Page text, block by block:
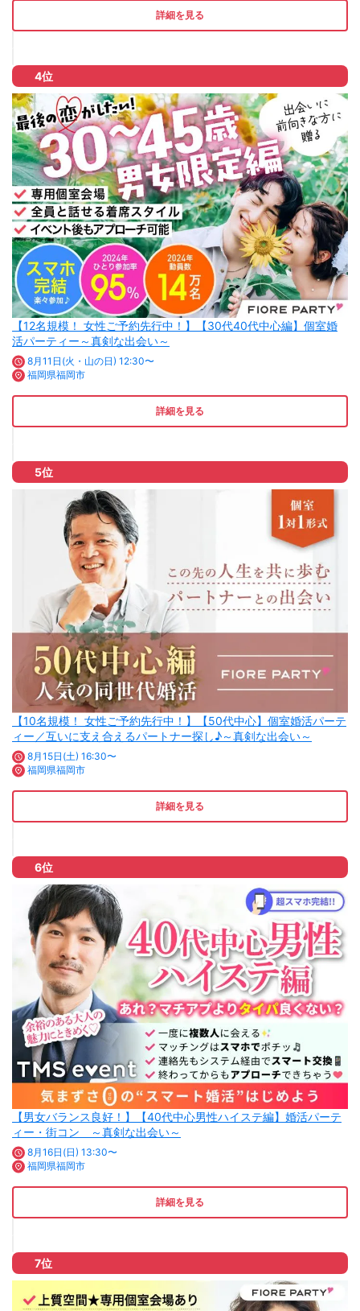
詳細を見る
4位
【12名規模！ 女性ご予約先行中！】【30代40代中心編】個室婚
活パーティー～真剣な出会い～
8月11日(火・山の日) 12:30〜
福岡県福岡市
詳細を見る
5位
【10名規模！ 女性ご予約先行中！】【50代中心】個室婚活パーテ
ィー／互いに支え合えるパートナー探し♪～真剣な出会い～
8月15日(土) 16:30〜
福岡県福岡市
詳細を見る
6位
【男女バランス良好！】【40代中心男性ハイステ編】婚活パーテ
ィー・街コン ～真剣な出会い～
8月16日(日) 13:30〜
福岡県福岡市
詳細を見る
7位